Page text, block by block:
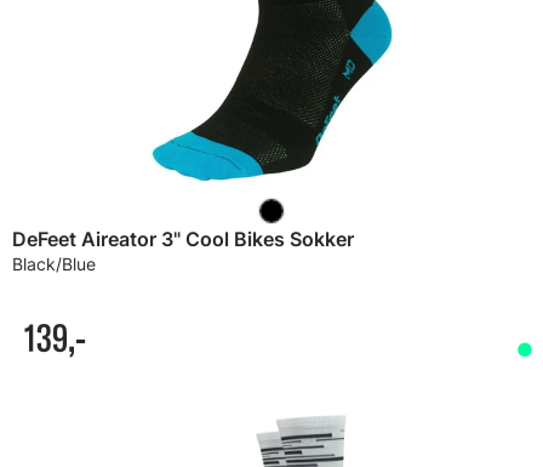
DeFeet Aireator 3" Cool Bikes Sokker
Black/Blue
139,-